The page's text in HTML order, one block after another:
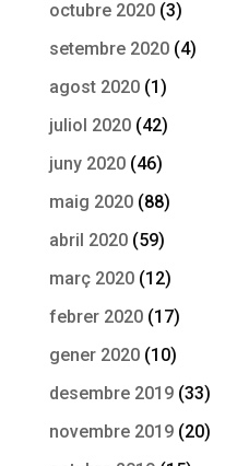
octubre 2020(3)
setembre 2020(4)
agost 2020(1)
juliol 2020(42)
juny 2020(46)
maig 2020(88)
abril 2020(59)
març 2020(12)
febrer 2020(17)
gener 2020(10)
desembre 2019(33)
novembre 2019(20)